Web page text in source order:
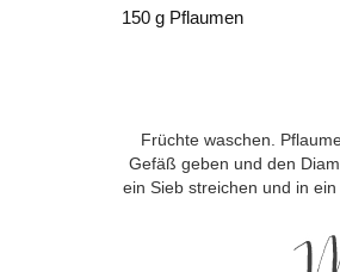
150 g Pflaumen
Früchte waschen.
Gefäß geben und den
ein Sieb streichen und in